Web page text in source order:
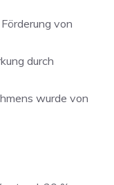
von
durch
wurde von